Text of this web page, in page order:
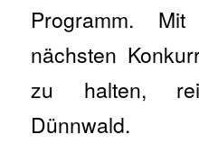
Programm.
nächsten
zu halten,
Dünnwald.